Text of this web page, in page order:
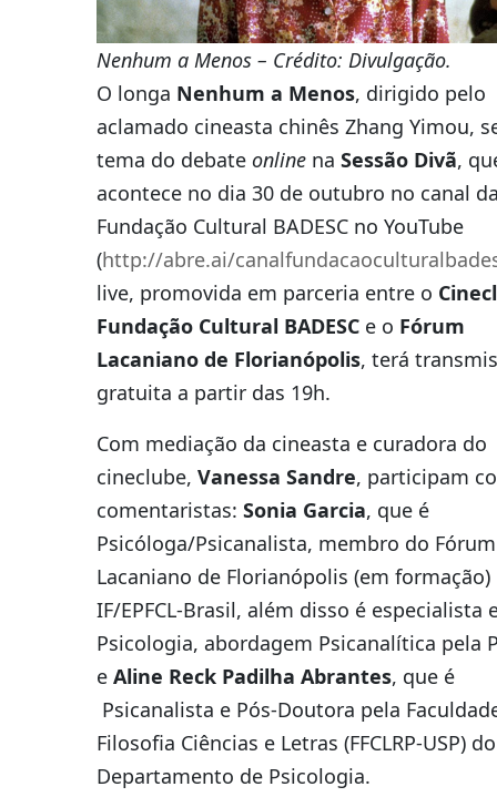
Nenhum a Menos – Crédito: Divulgação.
O longa Nenhum a Menos, dirigido pelo
aclamado cineasta chinês Zhang Yimou,
tema do debate online na Sessão Divã,
acontece no dia 30 de outubro no canal
Fundação Cultural BADESC no YouTube
(http://abre.ai/
live, promovida em parceria entre o
Fundação Cultural BADESCe o Fórum
Lacaniano de Florianópolis, terá
gratuita a partir das 19h.
Com mediação da cineasta e curadora do
cineclube, Vanessa Sandre, participam
comentaristas: Sonia Garcia, que é
Psicóloga/Psicanalista, membro do Fórum
Lacaniano de Florianópolis (em formação)
IF/EPFCL-Brasil, além disso é especialista
Psicologia, abordagem Psicanalítica pela
e Aline Reck Padilha Abrantes, que é
Psicanalista e Pós-Doutora pela
Filosofia Ciências e Letras (FFCLRP-USP) do
Departamento de Psicologia.